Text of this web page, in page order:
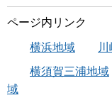
ページ内リンク
横浜地域
横須賀三浦地域
域